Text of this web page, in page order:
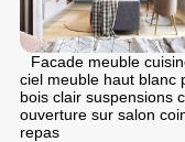
Facade meuble
ciel meuble haut blanc
bois clair suspensions
ouverture sur salon
repas